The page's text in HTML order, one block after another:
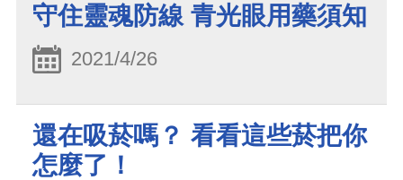
守住靈魂防線 青光眼用藥須知
2021/4/26
還在吸菸嗎？ 看看這些菸把你
怎麼了！